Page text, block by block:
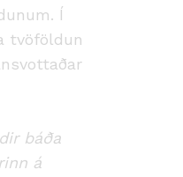
Í
tvöföldun
báða
á